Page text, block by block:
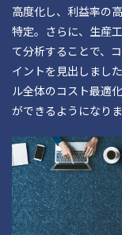
高度化し、利益率の
特定。さらに、生産
て分析することで、
イントを見出しまし
ル全体のコスト最適
ができるようになりま